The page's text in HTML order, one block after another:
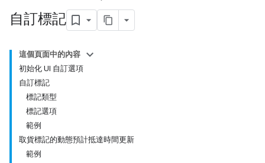
自訂標記
這個頁面中的內容
初始化 UI 自訂選項
自訂標記
標記類型
標記選項
範例
取貨標記的動態預計抵達時間更新
範例